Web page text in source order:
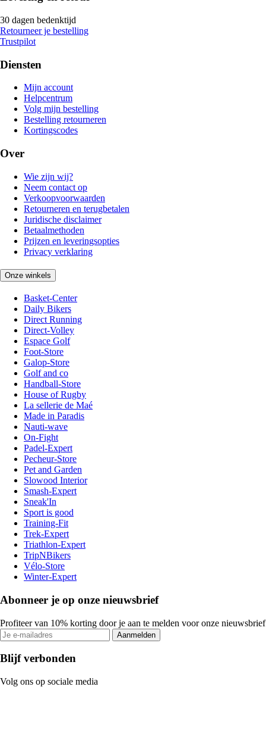
30 dagen bedenktijd
Retourneer je bestelling
Trustpilot
Diensten
Mijn account
Helpcentrum
Volg mijn bestelling
Bestelling retourneren
Kortingscodes
Over
Wie zijn wij?
Neem contact op
Verkoopvoorwaarden
Retourneren en terugbetalen
Juridische disclaimer
Betaalmethoden
Prijzen en leveringsopties
Privacy verklaring
Onze winkels
Basket-Center
Daily Bikers
Direct Running
Direct-Volley
Espace Golf
Foot-Store
Galop-Store
Golf and co
Handball-Store
House of Rugby
La sellerie de Maé
Made in Paradis
Nauti-wave
On-Fight
Padel-Expert
Pecheur-Store
Pet and Garden
Slowood Interior
Smash-Expert
Sneak'In
Sport is good
Training-Fit
Trek-Expert
Triathlon-Expert
TripNBikers
Vélo-Store
Winter-Expert
Abonneer je op onze nieuwsbrief
Profiteer van 10% korting door je aan te melden voor onze nieuwsbrief
Aanmelden
Blijf verbonden
Volg ons op sociale media